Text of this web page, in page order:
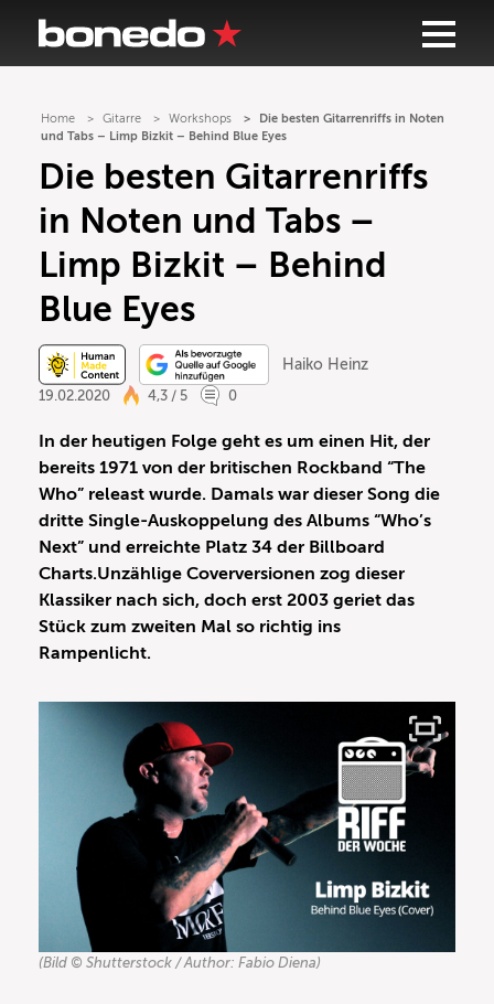
Home Gitarre Workshops
Die besten Gitarrenriffs in Noten
und Tabs – Limp Bizkit – Behind Blue Eyes
Die besten Gitarrenriffs
in Noten und Tabs –
Limp Bizkit – Behind
Blue Eyes
Haiko Heinz
19.02.2020
4,3 / 5 0
In der heutigen Folge geht es um einen Hit, der
bereits 1971 von der britischen Rockband “The
Who” releast wurde. Damals war dieser Song die
dritte Single-Auskoppelung des Albums “Who’s
Next” und erreichte Platz 34 der Billboard
Charts.Unzählige Coverversionen zog dieser
Klassiker nach sich, doch erst 2003 geriet das
Stück zum zweiten Mal so richtig ins
Rampenlicht.
(Bild © Shutterstock / Author: Fabio Diena)